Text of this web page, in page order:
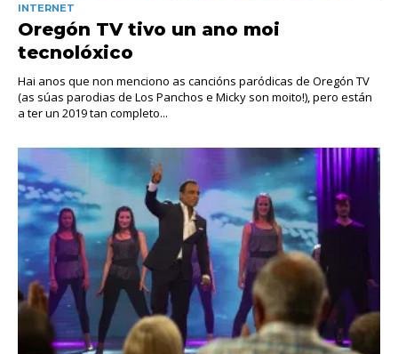
INTERNET
Oregón TV tivo un ano moi
tecnolóxico
Hai anos que non menciono as cancións paródicas de Oregón TV
(as súas parodias de Los Panchos e Micky son moito!), pero están
a ter un 2019 tan completo...